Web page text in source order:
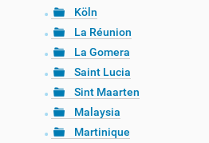
Köln
La Réunion
La Gomera
Saint Lucia
Sint Maarten
Malaysia
Martinique